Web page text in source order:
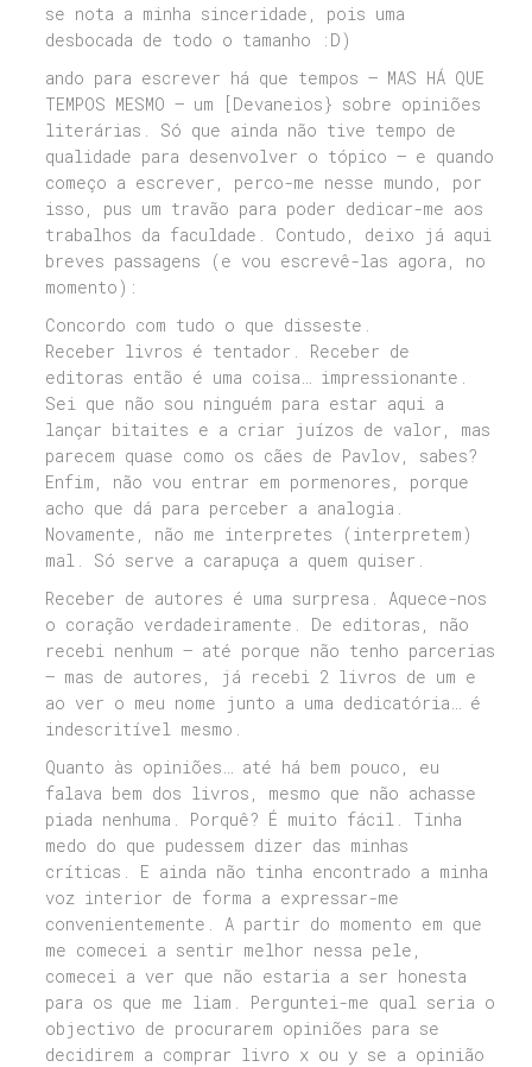
se nota a minha sinceridade, pois uma
desbocada de todo o tamanho :D)
ando para escrever há que tempos – MAS HÁ QUE
TEMPOS MESMO – um [Devaneios} sobre opiniões
literárias. Só que ainda não tive tempo de
qualidade para desenvolver o tópico – e quando
começo a escrever, perco-me nesse mundo, por
isso, pus um travão para poder dedicar-me aos
trabalhos da faculdade. Contudo, deixo já aqui
breves passagens (e vou escrevê-las agora, no
momento):
Concordo com tudo o que disseste.
Receber livros é tentador. Receber de
editoras então é uma coisa… impressionante.
Sei que não sou ninguém para estar aqui a
lançar bitaites e a criar juízos de valor, mas
parecem quase como os cães de Pavlov, sabes?
Enfim, não vou entrar em pormenores, porque
acho que dá para perceber a analogia.
Novamente, não me interpretes (interpretem)
mal. Só serve a carapuça a quem quiser.
Receber de autores é uma surpresa. Aquece-nos
o coração verdadeiramente. De editoras, não
recebi nenhum – até porque não tenho parcerias
– mas de autores, já recebi 2 livros de um e
ao ver o meu nome junto a uma dedicatória… é
indescritível mesmo.
Quanto às opiniões… até há bem pouco, eu
falava bem dos livros, mesmo que não achasse
piada nenhuma. Porquê? É muito fácil. Tinha
medo do que pudessem dizer das minhas
críticas. E ainda não tinha encontrado a minha
voz interior de forma a expressar-me
convenientemente. A partir do momento em que
me comecei a sentir melhor nessa pele,
comecei a ver que não estaria a ser honesta
para os que me liam. Perguntei-me qual seria o
objectivo de procurarem opiniões para se
decidirem a comprar livro x ou y se a opinião